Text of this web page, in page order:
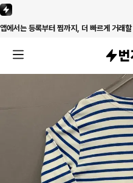
앱에서는 등록부터 찜까지, 더 빠르게 거래